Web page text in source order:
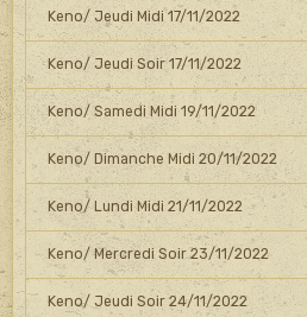
Keno/ Jeudi Midi 17/11/2022
Keno/ Jeudi Soir 17/11/2022
Keno/ Samedi Midi 19/11/2022
Keno/ Dimanche Midi 20/11/2022
Keno/ Lundi Midi 21/11/2022
Keno/ Mercredi Soir 23/11/2022
Keno/ Jeudi Soir 24/11/2022